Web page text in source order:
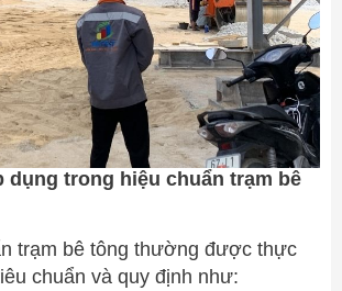
dụng trong hiệu chuẩn trạm bê
trạm bê tông thường được thực
chuẩn và quy định như: